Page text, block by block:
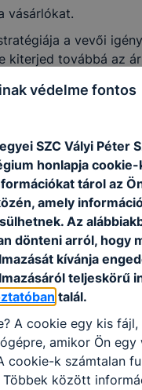
vásárlókat.
a vevői
kiterjed továbbá az
átvételére, készlet
és a
szereti a
a
fontos számára a
való
képesség,
használata.
védelme fontos
SZC Vályi Péter
honlapja
tárol az
amely
Az
dönteni arról, hogy
kívánja
teljeskörű
talál.
A cookie egy kis
amikor Ön egy
cookie-k számtalan
Többek között